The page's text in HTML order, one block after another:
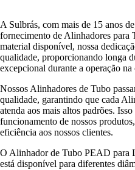
A Sulbrás, com mais de 15 anos
fornecimento de Alinhadores
material disponível, nossa
qualidade, proporcionando longa
excepcional durante a operação na
Nossos Alinhadores de Tubo
qualidade, garantindo que cada
atenda aos mais altos padrões.
funcionamento de nossos
eficiência aos nossos clientes.
O Alinhador de Tubo PEAD para
está disponível para diferentes